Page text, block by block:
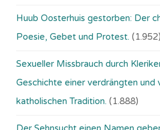
Huub Oosterhuis gestorben: Der
Poesie, Gebet und Protest. (1.952)
Sexueller Missbrauch durch
Geschichte einer verdrängten und
katholischen Tradition. (1.888)